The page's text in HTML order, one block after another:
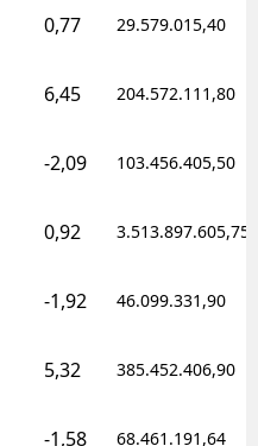
0,77 29.579.015,40
6,45 204.572.111,80
-2,09 103.456.405,50
0,92 3.513.897.605,75
-1,92 46.099.331,90
5,32 385.452.406,90
-1,58 68.461.191,64